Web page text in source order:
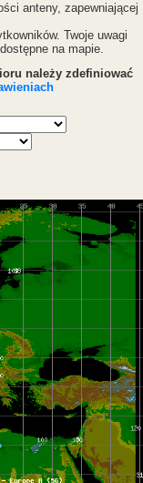
anteny, zapewniającej
Twoje uwagi
na mapie.
należy zdefiniować